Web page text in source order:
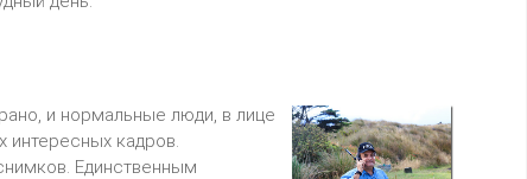
и нормальные люди, в лице
интересных кадров.
Единственным